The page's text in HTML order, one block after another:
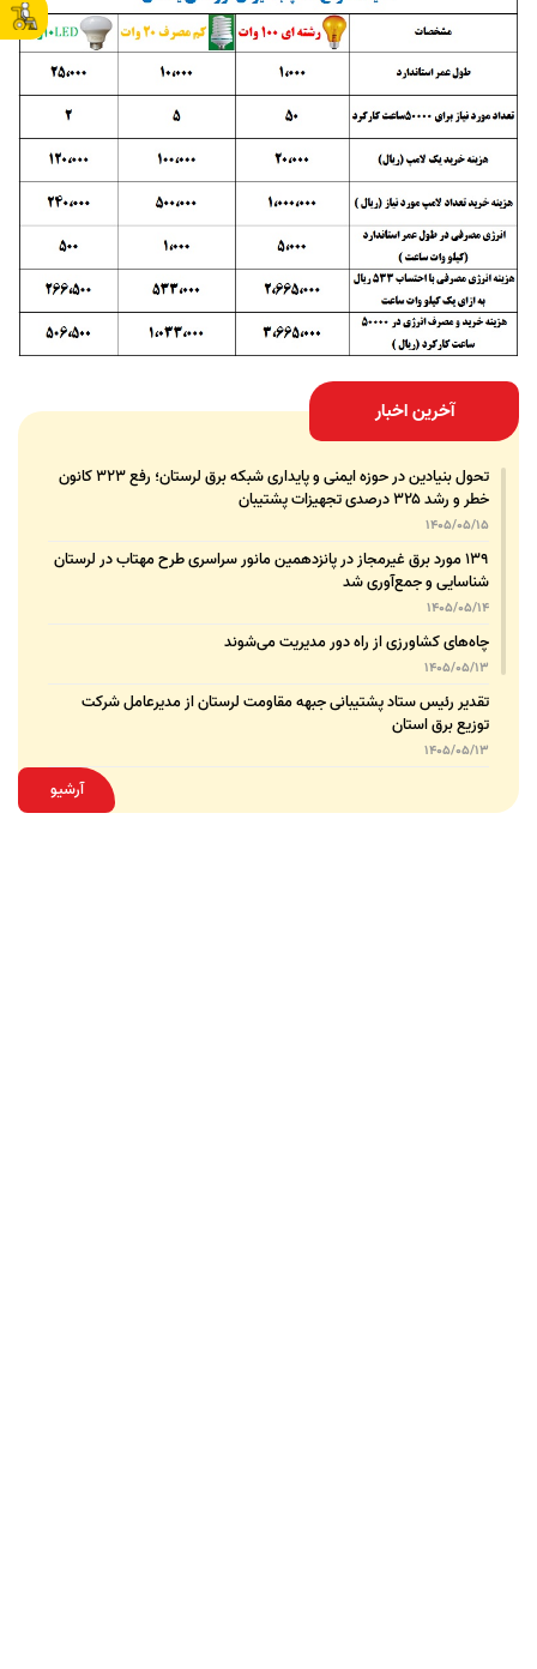
آخرین اخبار
تحول بنیادین در حوزه ایمنی و پایداری شبکه برق لرستان؛ رفع ۳۲۳ کانون
خطر و رشد ۳۲۵ درصدی تجهیزات پشتیبان
1405/05/15
۱۳۹ مورد برق غیرمجاز در پانزدهمین مانور سراسری طرح مهتاب در لرستان
شناسایی و جمع‌آوری شد
1405/05/14
چاه‌های کشاورزی از راه دور مدیریت می‌شوند
1405/05/13
تقدیر رئیس ستاد پشتیبانی جبهه مقاومت لرستان از مدیرعامل شرکت
توزیع برق استان
1405/05/13
قدردانی مسئول عتبات عالیات وزارت نیرو از مدیرعامل شرکت توزیع نیروی
برق استان لرستان
آرشیو